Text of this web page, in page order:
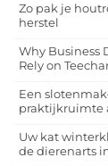
Zo pak je
herstel
Why Business
Rely on
Een
praktijkruimte
Uw kat
de dierenarts